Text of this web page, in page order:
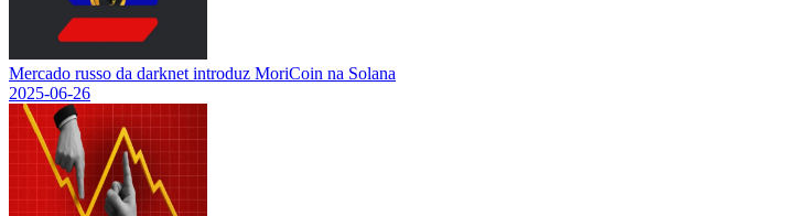
Mercado russo da darknet introduz MoriCoin na Solana
2025-06-26